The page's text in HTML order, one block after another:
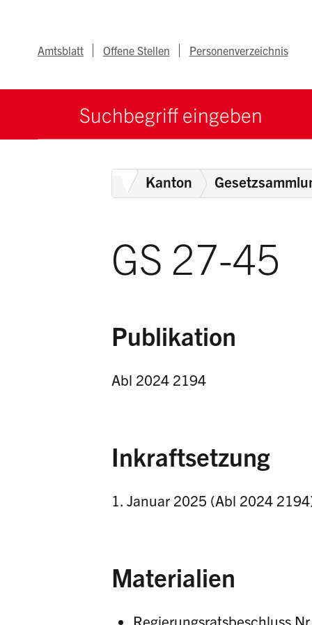
Metanav
Amtsblatt Offene Stellen Personenverzeichnis
Suchbegriff
HomeKanton
GS 27-45
Publikation
Abl 2024 2194
Inkraftsetzung
1. Januar 2025 (Abl 2024
Materialien
Regierungsratsbeschluss